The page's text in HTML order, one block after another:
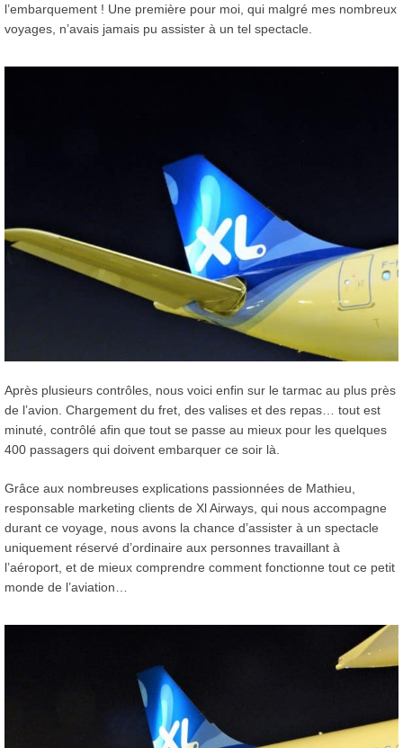
l’embarquement ! Une première pour moi, qui malgré mes nombreux
voyages, n’avais jamais pu assister à un tel spectacle.
Après plusieurs contrôles, nous voici enfin sur le tarmac au plus près
de l’avion. Chargement du fret, des valises et des repas… tout est
minuté, contrôlé afin que tout se passe au mieux pour les quelques
400 passagers qui doivent embarquer ce soir là.
Grâce aux nombreuses explications passionnées de Mathieu,
responsable marketing clients de Xl Airways, qui nous accompagne
durant ce voyage, nous avons la chance d’assister à un spectacle
uniquement réservé d’ordinaire aux personnes travaillant à
l’aéroport, et de mieux comprendre comment fonctionne tout ce petit
monde de l’aviation…